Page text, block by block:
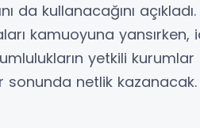
da kullanacağını açıkladı.
kamuoyuna
yetkili
sonunda netlik kazanacak.